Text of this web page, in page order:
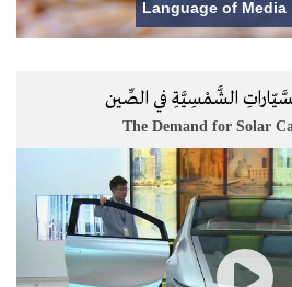
Language of Media
الشَّمْسِيَّةِ في الصِّين
The Demand for Solar